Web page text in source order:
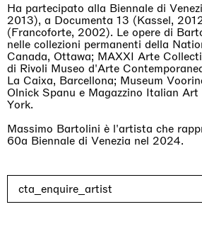
Ha partecipato alla Biennale di
2013), a Documenta 13 (Kassel,
(Francoforte, 2002). Le opere di
nelle collezioni permanenti della
Canada, Ottawa; MAXXI Arte
di Rivoli Museo d'Arte
La Caixa, Barcellona; Museum
Olnick Spanu e Magazzino Italian
York.
Massimo Bartolini è l'artista che
60a Biennale di Venezia nel 2024.
cta_enquire_artist